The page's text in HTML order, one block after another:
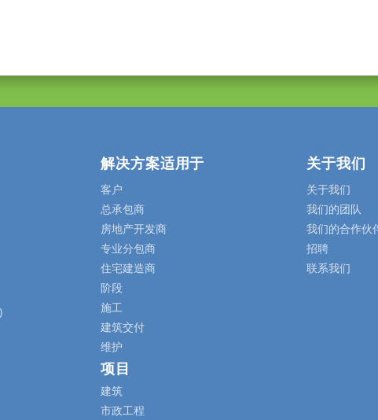
解决方案适用于
客户
总承包商
房地产开发商
专业分包商
住宅建造商
阶段
施工
建筑交付
维护
项目
建筑
市政工程
关于我们
关于我们
我们的团队
我们的合作伙
招聘
联系我们